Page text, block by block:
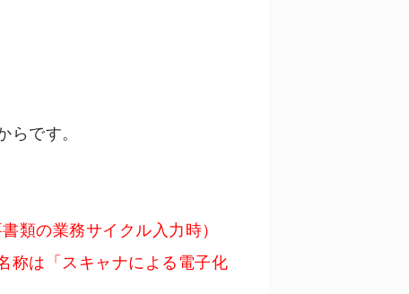
です。
書類の業務サイクル入力時）
称は「スキャナによる電子化